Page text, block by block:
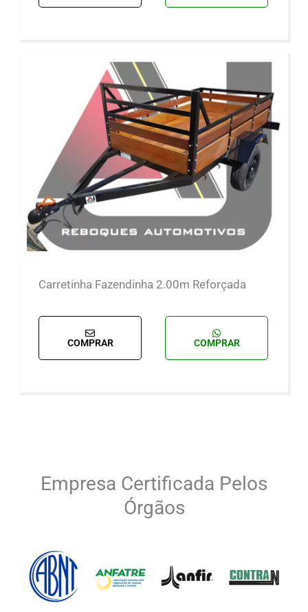
Carretinha Fazendinha 2.00m Reforçada
COMPRAR COMPRAR
Empresa Certificada Pelos
Órgãos